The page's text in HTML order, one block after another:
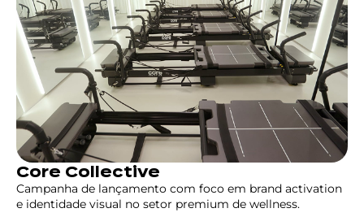
Core Collective
Campanha de lançamento com foco em brand activation
e identidade visual no setor premium de wellness.